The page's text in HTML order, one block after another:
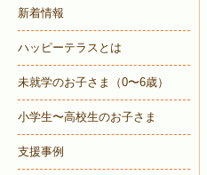
トレキング
新着情報
ハッピーテラスとは
未就学のお子さま （0〜6歳）
小学生〜高校生のお子さま
支援事例